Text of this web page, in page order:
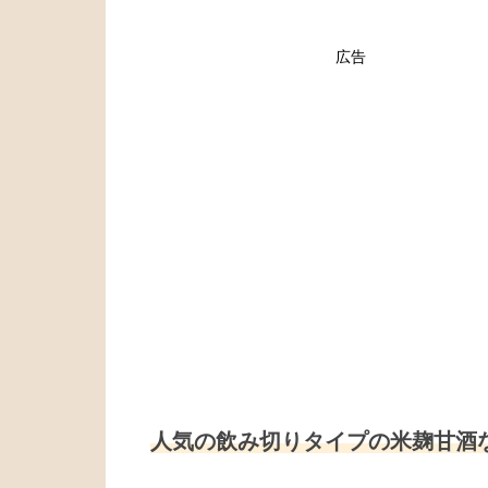
広告
人気の飲み切りタイプの米麹甘酒